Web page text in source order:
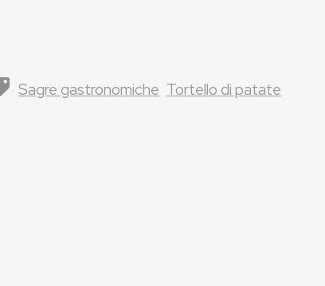
Sagre gastronomiche Tortello di patate